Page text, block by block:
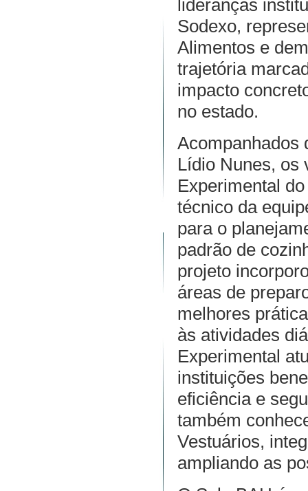
lideranças
Sodexo,
Alimentos e
trajetória
impacto
no estado.
Acompanhados
Lídio Nunes, os
Experimental
técnico da
para o
padrão de
projeto
áreas de
melhores
às atividades
Experimental
instituições
eficiência e
também
Vestuários,
ampliando as